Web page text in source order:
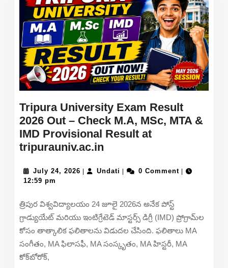
Tripura University Exam Result
2026 Out – Check M.A, MSc, MTA &
IMD Provisional Result at
tripurauniv.ac.in
Exam
2026
Out
–
Check
M.A,
July 24, 2026 July
Undati Undati0 Comment
12:59 pm
త్రిపుర విశ్వవిద్యాలయం 24 జూలై 2026న అనేక పోస్ట్
గ్రాడ్యుయేట్ మరియు ఇంటిగ్రేటెడ్ మాస్టర్స్ డిగ్రీ (IMD) ప్రోగ్రామ్‌ల
కోసం తాత్కాలిక ఫలితాలను విడుదల చేసింది. ఫలితాలు MA
సంగీతం, MA ఫిలాసఫీ, MA సంస్కృతం, MA హిస్టరీ, MA
కోక్‌బోరోక్,